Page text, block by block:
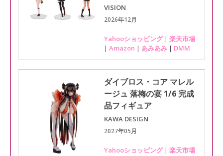
VISION
2026年12月
Yahooショッピング| 楽天市場
| Amazon | あみあみ | DMM
ダイブロス・コア マレル
ージュ 落梅の宴 1/6 完成
品フィギュア
KAWA DESIGN
2027年05月
Yahooショッピング| 楽天市場